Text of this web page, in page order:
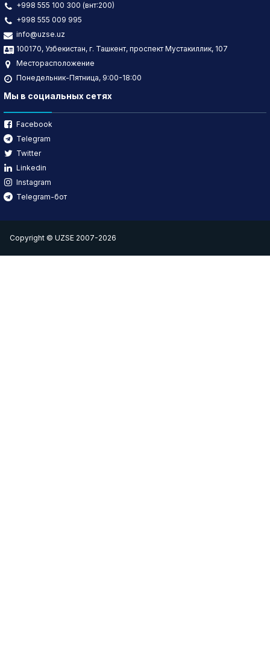
+998 555 100 300 (внт:200)
+998 555 009 995
info@uzse.uz
100170, Узбекистан, г. Ташкент, проспект Мустакиллик, 107
Месторасположение
Понедельник-Пятница, 9:00-18:00
Мы в социальных сетях
Facebook
Telegram
Twitter
Linkedin
Instagram
Telegram-бот
Copyright © UZSE 2007-2026